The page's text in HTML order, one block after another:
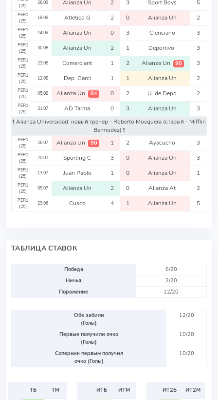
(25)
26.09 Alianza Un 2 3 Sport Boys 5
PER1
(25)
18.09 Atletico G 2 0 Alianza Un 2
PER1
(25)
14.09 Alianza Un 0 3 Cienciano 3
PER1
(25)
30.08 Alianza Un 2 1 Deportivo 3
PER1
(25)
23.08 Comerciant 1 2 Alianza Un 90 3
PER1
(25)
12.08 Dep. Garci 1 1 Alianza Un 2
PER1
(25)
05.08 Alianza Un 84 0 2 U. de Depo 2
PER1
(25)
31.07 AD Tarma 0 3 Alianza Un
3
❗️ Alianza Universidad: новый тренер - Roberto Mosquera (старый - Mifflin
Bermudez) ❗️
PER1
(25)
26.07 Alianza Un 90 1 2 Ayacucho 3
PER1
(25)
20.07 Sporting C 3 0 Alianza Un 3
PER1
(25)
13.07 Juan Pablo 1 0 Alianza Un 1
PER1
(25)
05.07 Alianza Un 2 0 Alianza At 2
PER1
(25)
29.06 Cusco 4 1 Alianza Un 5
ТАБЛИЦА СТАВОК
Победа
6/20
Ничья
2/20
Поражение
12/20
Обе забили
(Голы)
12/20
Первые получили очко
(Голы)
10/20
Соперник первым получил
очко (Голы)
10/20
ТБ
ТМ
ИТБ
ИТМ
ИТ2Б
ИТ2М